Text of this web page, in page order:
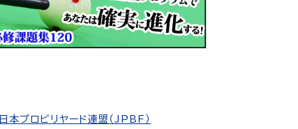
日本プロビリヤード連盟（JPBF）